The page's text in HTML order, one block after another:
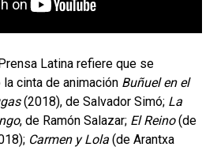
Latina refiere que se
cinta de animación Buñuel en el
(2018), de Salvador Simó; La
, de Ramón Salazar; El Reino(de
Carmen y Lola(de Arantxa